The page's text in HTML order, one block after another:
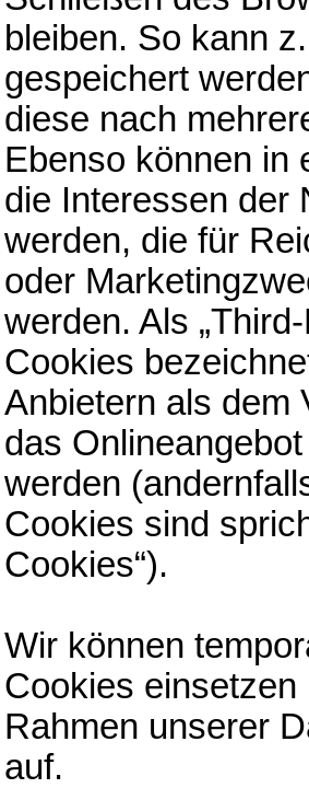
bleiben. So kann
gespeichert
diese nach
Ebenso können in
die Interessen der
werden, die für
oder
werden. Als
Cookies
Anbietern als dem
das
werden
Cookies sind
Cookies“).
Wir können
Cookies
Rahmen unserer
auf.